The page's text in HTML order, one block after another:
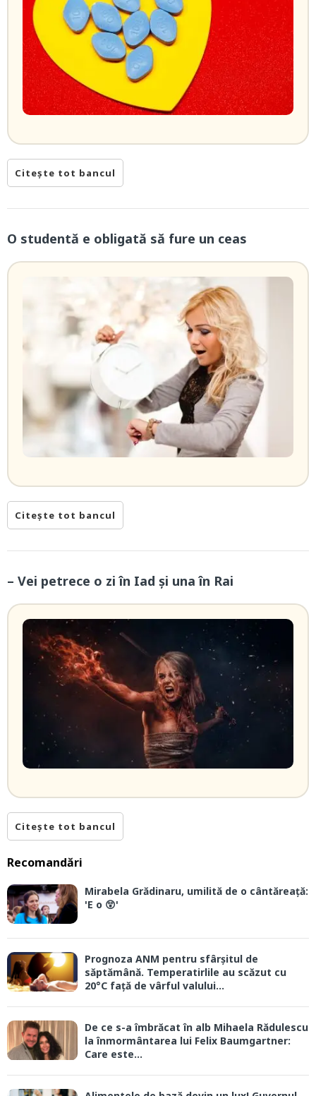
Citește tot bancul
O studentă e obligată să fure un ceas
Citește tot bancul
– Vei petrece o zi în Iad şi una în Rai
Citește tot bancul
Recomandări
Mirabela Grădinaru, umilită de o cântăreață:
'E o 😲'
Prognoza ANM pentru sfârșitul de
săptămână. Temperatirlile au scăzut cu
20°C față de vârful valului...
De ce s-a îmbrăcat în alb Mihaela Rădulescu
la înmormântarea lui Felix Baumgartner:
Care este...